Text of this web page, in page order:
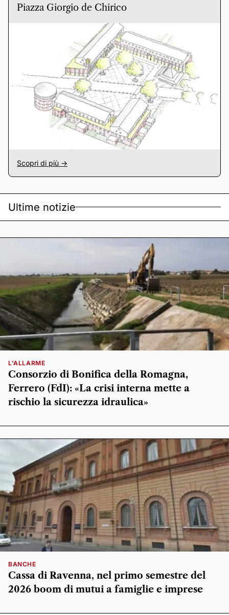
Piazza Giorgio de Chirico
Scopri di più ->
Ultime notizie
L'ALLARME
Consorzio di Bonifica della Romagna,
Ferrero (FdI): «La crisi interna mette a
rischio la sicurezza idraulica»
BANCHE
Cassa di Ravenna, nel primo semestre del
2026 boom di mutui a famiglie e imprese